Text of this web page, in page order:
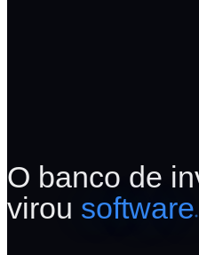
O banco de
virou software